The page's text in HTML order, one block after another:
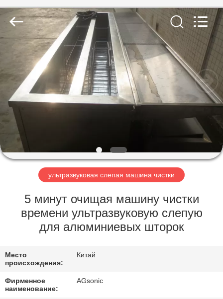
ДОМ
ПРОДУКТЫ
VR
-
ШОУ
НАС
ПУТЕШЕСТВИЕ
ПРОВЕРКА
КАЧЕСТВА
Sonic
Technology
limited.
Reserved.
ультразвуковая слепая машина чистки
5 минут очищая машину чистки
времени ультразвуковую слепую
для алюминиевых шторок
Место
происхождения:
Китай
Фирменное
наименование:
AGsonic